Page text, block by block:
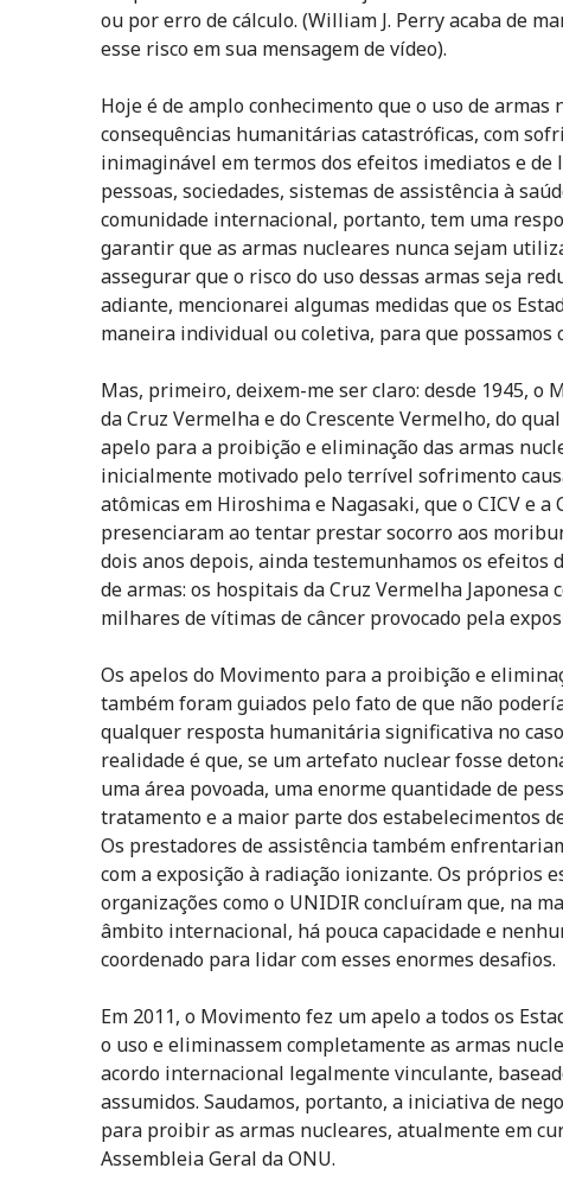
ou por erro de cálculo. (William J. Perry acaba de
esse risco em sua mensagem de vídeo).
Hoje é de amplo conhecimento que o uso de armas
consequências humanitárias catastróficas, com
inimaginável em termos dos efeitos imediatos e de
pessoas, sociedades, sistemas de assistência à
comunidade internacional, portanto, tem uma
garantir que as armas nucleares nunca sejam
assegurar que o risco do uso dessas armas seja
adiante, mencionarei algumas medidas que os
maneira individual ou coletiva, para que possamos
Mas, primeiro, deixem-me ser claro: desde 1945, o
da Cruz Vermelha e do Crescente Vermelho, do
apelo para a proibição e eliminação das armas
inicialmente motivado pelo terrível sofrimento
atômicas em Hiroshima e Nagasaki, que o CICV e a
presenciaram ao tentar prestar socorro aos
dois anos depois, ainda testemunhamos os efeitos
de armas: os hospitais da Cruz Vermelha Japonesa
milhares de vítimas de câncer provocado pela
Os apelos do Movimento para a proibição e
também foram guiados pelo fato de que não
qualquer resposta humanitária significativa no
realidade é que, se um artefato nuclear fosse
uma área povoada, uma enorme quantidade de
tratamento e a maior parte dos estabelecimentos
Os prestadores de assistência também
com a exposição à radiação ionizante. Os próprios
organizações como o UNIDIR concluíram que, na
âmbito internacional, há pouca capacidade e
coordenado para lidar com esses enormes desafios.
Em 2011, o Movimento fez um apelo a todos os
o uso e eliminassem completamente as armas
acordo internacional legalmente vinculante,
assumidos. Saudamos, portanto, a iniciativa de
para proibir as armas nucleares, atualmente em
Assembleia Geral da ONU.